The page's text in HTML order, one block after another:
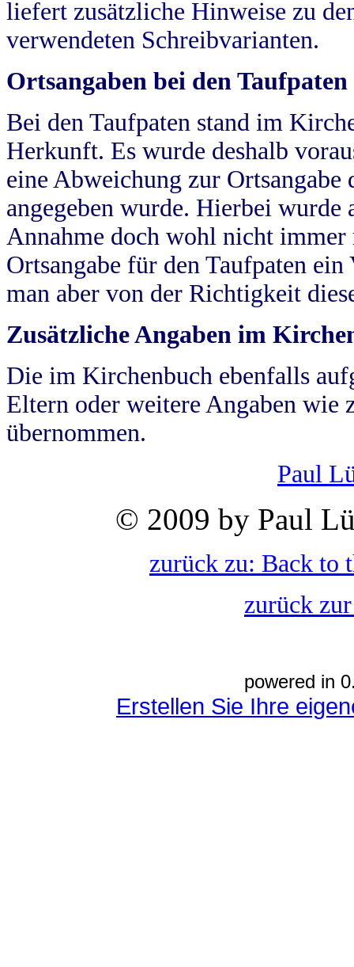
liefert zusätzliche Hinweise zu
verwendeten Schreibvarianten.
Ortsangaben bei den Taufpaten
Bei den Taufpaten stand im
Herkunft. Es wurde deshalb
eine Abweichung zur
angegeben wurde. Hierbei wurde
Annahme doch wohl nicht
Ortsangabe für den Taufpaten
man aber von der Richtigkeit
Zusätzliche Angaben im
Die im Kirchenbuch ebenfalls
Eltern oder weitere Angaben wie
übernommen.
Paul
© 2009 by Paul
zurück zu: Back to
zurück
powered in
Erstellen Sie Ihre